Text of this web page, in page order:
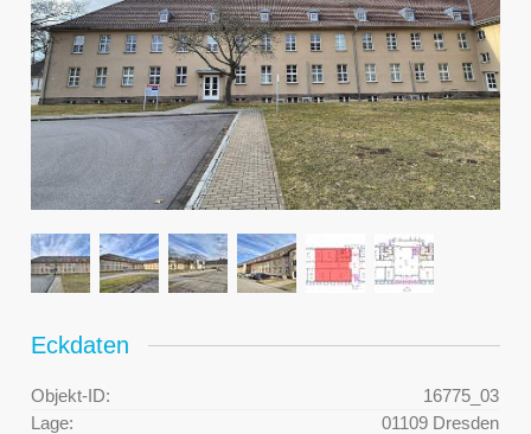
Eckdaten
Objekt-ID:
16775_03
Lage:
01109 Dresden